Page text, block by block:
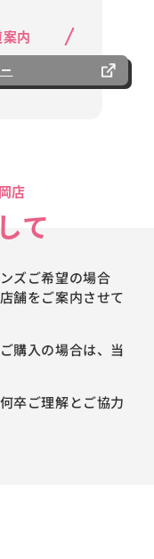
内
店
て
ズご希望の場合
舗をご案内させて
購入の場合は、当
卒ご理解とご協力